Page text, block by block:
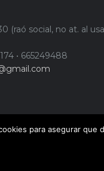
(raó social, no at. al
• 665249488
para asegurar que